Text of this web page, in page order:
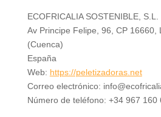
ECOFRICALIA SOSTENIBLE, S.L.
Av Principe Felipe, 96, CP 16660,
(Cuenca)
España
Web: https://peletizadoras.net
Correo electrónico: info@
Número de teléfono: +34 967 160